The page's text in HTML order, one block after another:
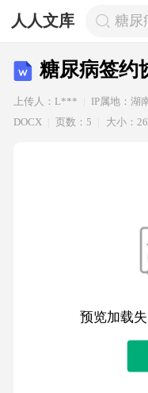
人人文库 糖尿
糖尿病签约
上传人：L*** IP属地：湖
DOCX
页数：5 大小：
预览加载